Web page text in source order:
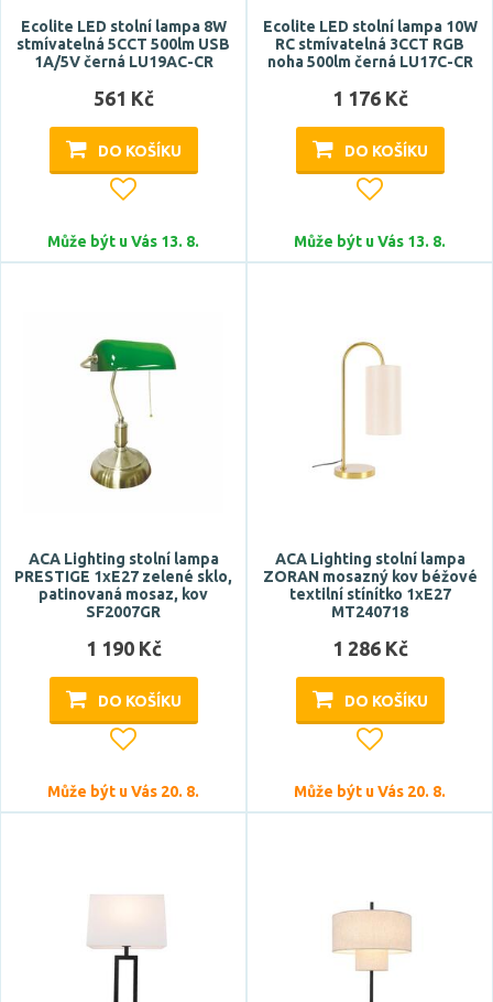
Zobrazit více
design
hotel, restaurace
industriální
křišťál
Tvar / motiv
kónický
Zobrazit více
Stupeň krytí
IP40
IP44
Ecolite LED stolní lampa 8W
stmívatelná 5CCT 500lm USB
1A/5V černá LU19AC-CR
561 Kč
DO KOŠÍKU
Může být u Vás 13. 8.
Ecolite LED stolní lampa 10W
RC stmívatelná 3CCT RGB
noha 500lm černá LU17C-CR
1 176 Kč
DO KOŠÍKU
Může být u Vás 13. 8.
ACA Lighting stolní lampa
PRESTIGE 1xE27 zelené sklo,
patinovaná mosaz, kov
SF2007GR
1 190 Kč
DO KOŠÍKU
Může být u Vás 20. 8.
ACA Lighting stolní lampa
ZORAN mosazný kov béžové
textilní stínítko 1xE27
MT240718
1 286 Kč
DO KOŠÍKU
Může být u Vás 20. 8.